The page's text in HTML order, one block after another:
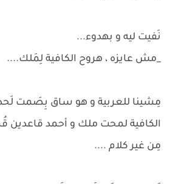
نَفيت ليه و بهدوء...
_مش عايزه ، هروح الكافية لِمَلك....
مِشينا للعربية و هو ساق بِصَمت
الكافية لمحت ملك و أحمد قاعدين
مِن غير كلام ....